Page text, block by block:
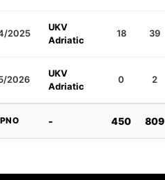
2025
UKV
Adriatic
18 39
2026
UKV
Adriatic
0 2
- 450 809